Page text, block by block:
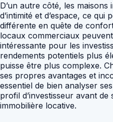
D’un autre côté, les
d’intimité et d’espace, ce qui
différente en quête de
locaux commerciaux
intéressante pour les
rendements potentiels plus
puisse être plus complexe.
ses propres avantages et
essentiel de bien analyser
profil d’investisseur avant de
immobilière locative.